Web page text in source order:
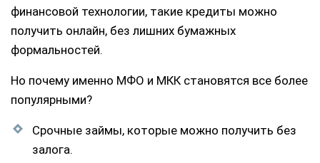
финансовой технологии, такие кредиты можно
получить онлайн, без лишних бумажных
формальностей.
Но почему именно МФО и МКК становятся все более
популярными?
Срочные займы, которые можно получить без
залога.